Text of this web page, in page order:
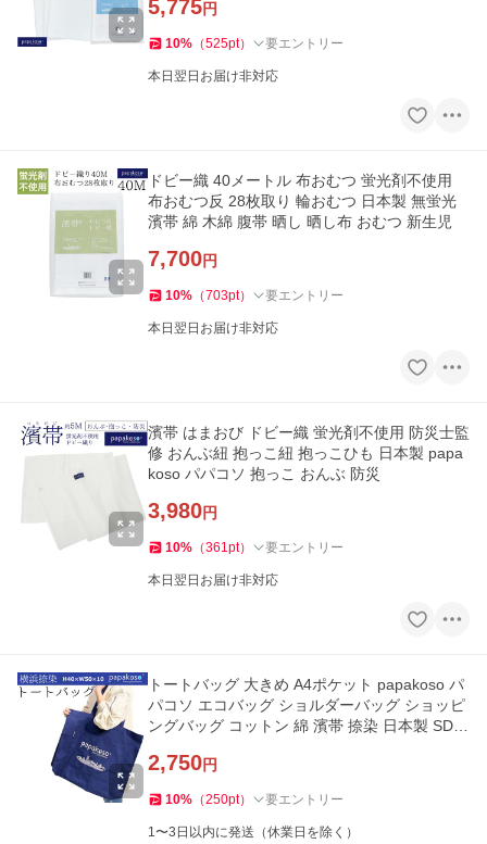
5,775円
10% （525pt） 要エントリー
本日翌日お届け非対応
ドビー織 40メートル 布おむつ 蛍光剤不使用
布おむつ反 28枚取り 輪おむつ 日本製 無蛍光
濱帯 綿 木綿 腹帯 晒し 晒し布 おむつ 新生児
7,700円
10% （703pt） 要エントリー
本日翌日お届け非対応
濱帯 はまおび ドビー織 蛍光剤不使用 防災士監
修 おんぶ紐 抱っこ紐 抱っこひも 日本製 papa
koso パパコソ 抱っこ おんぶ 防災
3,980円
10% （361pt） 要エントリー
本日翌日お届け非対応
トートバッグ 大きめ A4ポケット papakoso パ
パコソ エコバッグ ショルダーバッグ ショッピ
ングバッグ コットン 綿 濱帯 捺染 日本製 SDG
2,750円
10% （250pt） 要エントリー
1〜3日以内に発送（休業日を除く）